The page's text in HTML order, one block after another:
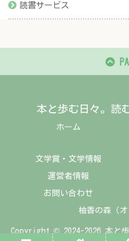
読書サービス
本と歩む日々。読
ホーム
文学賞・文学情報
運営者情報
お問い合わせ
柚香の森（オ
Copyright © 2024-2026 本と